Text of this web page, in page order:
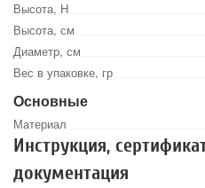
Высота, Н
Высота, см
Диаметр, см
Вес в упаковке, гр
Основные
Материал
Инструкция,
документация